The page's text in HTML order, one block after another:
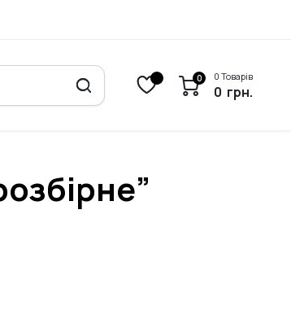
0 0 Товарів
0 грн.